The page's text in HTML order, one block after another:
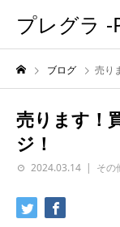
プレグラ -
ブログ 売り
売ります！
ジ！
2024.03.14 その